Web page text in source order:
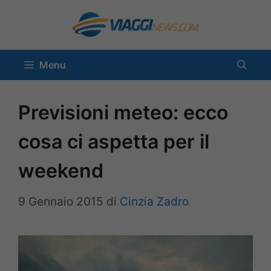
contenuto
Menu
Previsioni meteo: ecco
cosa ci aspetta per il
weekend
9 Gennaio 2015 di Cinzia Zadro